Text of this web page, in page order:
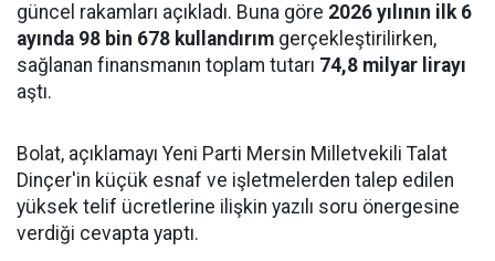
güncel rakamları açıkladı. Buna göre 2026 yılının ilk 6
ayında 98 bin 678 kullandırım gerçekleştirilirken,
sağlanan finansmanın toplam tutarı 74,8 milyar lirayı
aştı.
Bolat, açıklamayı Yeni Parti Mersin Milletvekili Talat
Dinçer'in küçük esnaf ve işletmelerden talep edilen
yüksek telif ücretlerine ilişkin yazılı soru önergesine
verdiği cevapta yaptı.